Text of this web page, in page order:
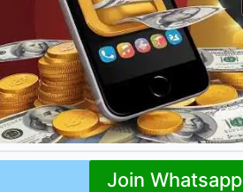
Join Whatsapp